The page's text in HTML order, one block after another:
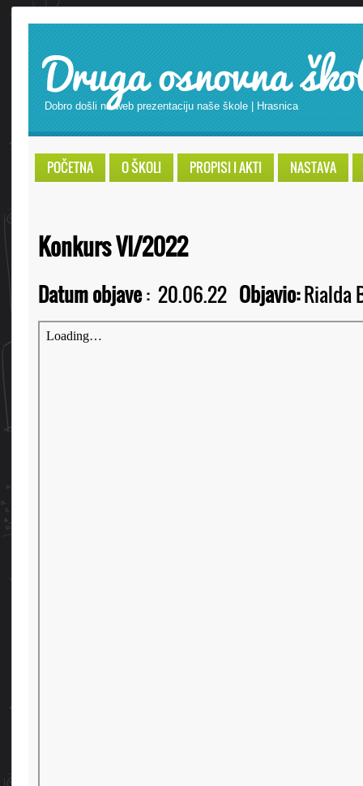
Druga osnovna
Dobro došli na web prezentaciju naše škole | Hrasnica
POČETNA O ŠKOLI PROPISI I AKTI NASTAVA
Konkurs VI/2022
Datum objave: 20.06.22 Objavio:Rialda